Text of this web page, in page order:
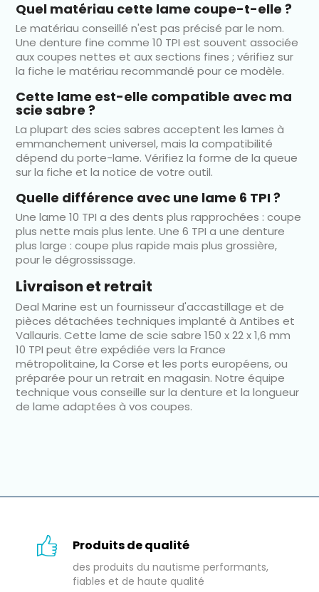
Quel matériau cette lame coupe-t-elle ?
Le matériau conseillé n'est pas précisé par le nom.
Une denture fine comme 10 TPI est souvent associée
aux coupes nettes et aux sections fines ; vérifiez sur
la fiche le matériau recommandé pour ce modèle.
Cette lame est-elle compatible avec ma
scie sabre ?
La plupart des scies sabres acceptent les lames à
emmanchement universel, mais la compatibilité
dépend du porte-lame. Vérifiez la forme de la queue
sur la fiche et la notice de votre outil.
Quelle différence avec une lame 6 TPI ?
Une lame 10 TPI a des dents plus rapprochées : coupe
plus nette mais plus lente. Une 6 TPI a une denture
plus large : coupe plus rapide mais plus grossière,
pour le dégrossissage.
Livraison et retrait
Deal Marine est un fournisseur d'accastillage et de
pièces détachées techniques implanté à Antibes et
Vallauris. Cette lame de scie sabre 150 x 22 x 1,6 mm
10 TPI peut être expédiée vers la France
métropolitaine, la Corse et les ports européens, ou
préparée pour un retrait en magasin. Notre équipe
technique vous conseille sur la denture et la longueur
de lame adaptées à vos coupes.
Produits de qualité
des produits du nautisme performants,
fiables et de haute qualité